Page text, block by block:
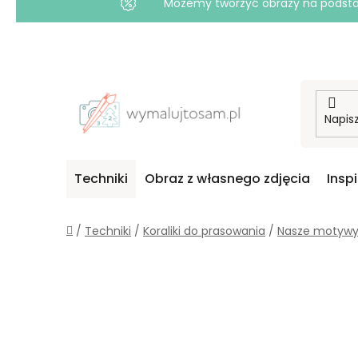
Możemy tworzyć obrazy na
Techniki Obraz z własnego zdjęcia
Home
/ Techniki / Koraliki do prasowania / Nasze motywy